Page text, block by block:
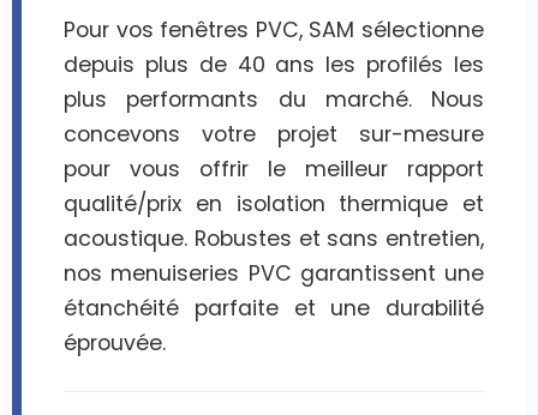
Pour vos fenêtres PVC, SAM sélectionne
depuis plus de 40 ans les profilés les
plus performants du marché. Nous
concevons votre projet sur-mesure
pour vous offrir le meilleur rapport
qualité/prix en isolation thermique et
acoustique. Robustes et sans entretien,
nos menuiseries PVC garantissent une
étanchéité parfaite et une durabilité
éprouvée.